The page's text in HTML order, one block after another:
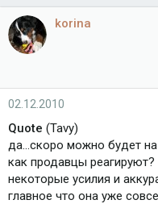
korina
02.12.2010
Quote (Tavy)
да...скоро можно будет
как продавцы
некоторые усилия и
главное что она уже